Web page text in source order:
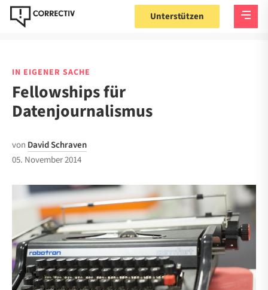
Unterstützen
IN EIGENER SACHE
Fellowships für
Datenjournalismus
von David Schraven
05. November 2014